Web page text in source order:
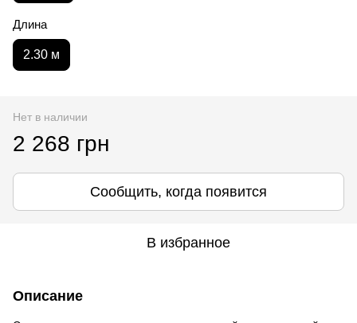
Длина
2.30 м
Нет в наличии
2 268 грн
Сообщить, когда появится
В избранное
Описание